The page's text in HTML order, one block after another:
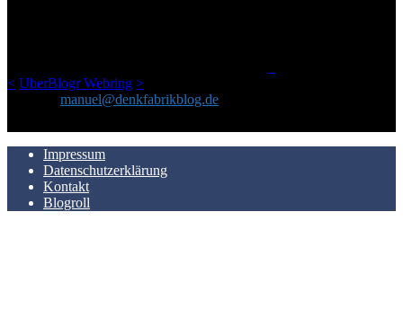
< UberBlogr Webring >
manuel@denkfabrikblog.de
Impressum
Datenschutzerklärung
Kontakt
Blogroll